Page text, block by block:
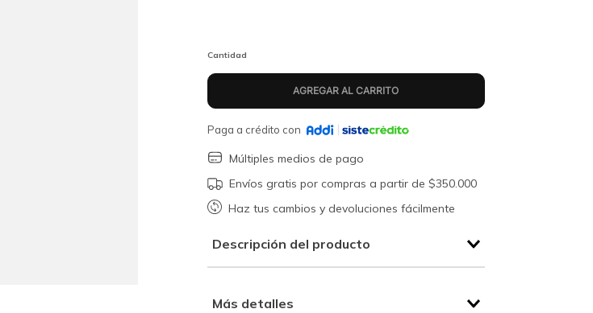
Cantidad
Paga a crédito con
Múltiples medios de pago
Envíos gratis por compras a partir de $350.000
Haz tus cambios y devoluciones fácilmente
Descripción del producto
Más detalles